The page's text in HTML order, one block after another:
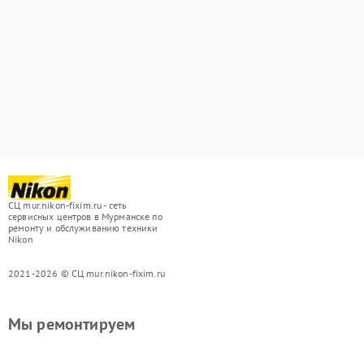
СЦ mur.nikon-fixim.ru - сеть
сервисных центров в Мурманске по
ремонту и обслуживанию техники
Nikon
2021-2026 © СЦ mur.nikon-fixim.ru
Мы ремонтируем